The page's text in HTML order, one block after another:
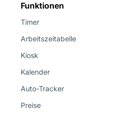
Funktionen
Timer
Arbeitszeitabelle
Kiosk
Kalender
Auto-Tracker
Preise